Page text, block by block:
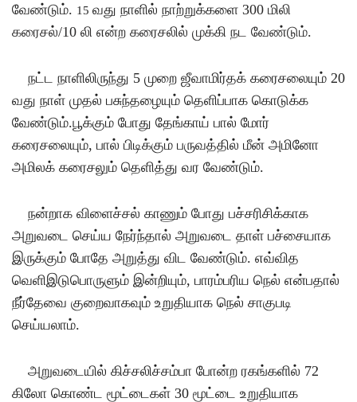
வேண்டும். 15 வது நாளில் நாற்றுக்களை 300 மிலி
கரைசல்/10 லி என்ற கரைசலில் முக்கி நட வேண்டும்.
நட்ட நாளிலிருந்து 5 முறை ஜீவாமிர்தக் கரைசலையும் 20
வது நாள் முதல் பசுந்தழையும் தெளிப்பாக கொடுக்க
வேண்டும்.பூக்கும் போது தேங்காய் பால் மோர்
கரைசலையும், பால் பிடிக்கும் பருவத்தில் மீன் அமினோ
அமிலக் கரைசலும் தெளித்து வர வேண்டும்.
நன்றாக விளைச்சல் காணும் போது பச்சரிசிக்காக
அறுவடை செய்ய நேர்ந்தால் அறுவடை தாள் பச்சையாக
இருக்கும் போதே அறுத்து விட வேண்டும். எவ்வித
வெளிஇடுபொருளும் இன்றியும், பாரம்பரிய நெல் என்பதால்
நீர்தேவை குறைவாகவும் உறுதியாக நெல் சாகுபடி
செய்யலாம்.
அறுவடையில் கிச்சலிச்சம்பா போன்ற ரகங்களில் 72
கிலோ கொண்ட மூட்டைகள் 30 மூட்டை உறுதியாக